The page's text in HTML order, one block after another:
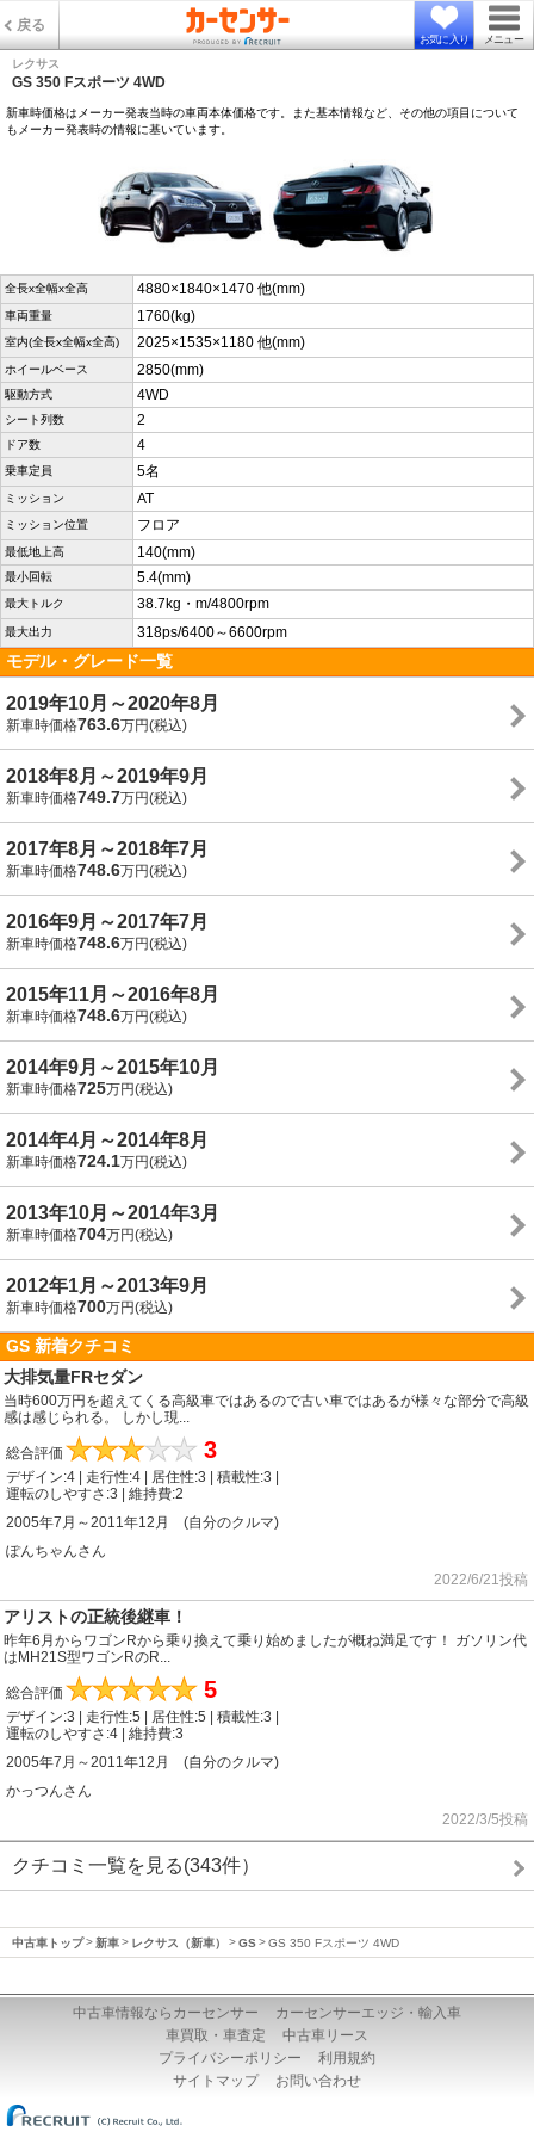
戻る
お気に入り メニュー
レクサス
GS 350 Fスポーツ 4WD
新車時価格はメーカー発表当時の車両本体価格です。また基本情報など、その他の項目について
もメーカー発表時の情報に基いています。
全長x全幅x全高 4880×1840×1470 他(mm)
車両重量 1760(kg)
室内(全長x全幅x全高) 2025×1535×1180 他(mm)
ホイールベース 2850(mm)
駆動方式 4WD
シート列数 2
ドア数 4
乗車定員 5名
ミッション AT
ミッション位置 フロア
最低地上高 140(mm)
最小回転 5.4(mm)
最大トルク 38.7kg・m/4800rpm
最大出力 318ps/6400～6600rpm
モデル・グレード一覧
2019年10月～2020年8月
新車時価格763.6万円(税込)
2018年8月～2019年9月
新車時価格749.7万円(税込)
2017年8月～2018年7月
新車時価格748.6万円(税込)
2016年9月～2017年7月
新車時価格748.6万円(税込)
2015年11月～2016年8月
新車時価格748.6万円(税込)
2014年9月～2015年10月
新車時価格725万円(税込)
2014年4月～2014年8月
新車時価格724.1万円(税込)
2013年10月～2014年3月
新車時価格704万円(税込)
2012年1月～2013年9月
新車時価格700万円(税込)
GS 新着クチコミ
大排気量FRセダン
当時600万円を超えてくる高級車ではあるので古い車ではあるが様々な部分で高級
感は感じられる。 しかし現...
総合評価 ★★★★★ 3
デザイン:4 | 走行性:4 | 居住性:3 | 積載性:3 |
運転のしやすさ:3 | 維持費:2
2005年7月～2011年12月 (自分のクルマ)
ぽんちゃんさん
2022/6/21投稿
アリストの正統後継車！
昨年6月からワゴンRから乗り換えて乗り始めましたが概ね満足です！ ガソリン代
はMH21S型ワゴンRのR...
総合評価 ★★★★★ 5
デザイン:3 | 走行性:5 | 居住性:5 | 積載性:3 |
運転のしやすさ:4 | 維持費:3
2005年7月～2011年12月 (自分のクルマ)
かっつんさん
2022/3/5投稿
クチコミ一覧を見る(343件）
中古車トップ 新車 レクサス（新車） GS GS 350 Fスポーツ 4WD
中古車情報ならカーセンサー
カーセンサーエッジ・輸入車
車買取・車査定
中古車リース
プライバシーポリシー
利用規約
サイトマップ
お問い合わせ